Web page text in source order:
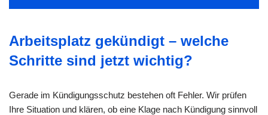
Arbeitsplatz gekündigt – welche
Schritte sind jetzt wichtig?
Gerade im Kündigungsschutz bestehen oft Fehler. Wir prüfen
Ihre Situation und klären, ob eine Klage nach Kündigung sinnvoll